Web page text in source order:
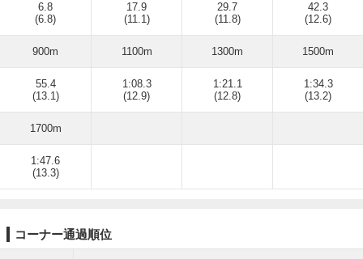
6.8
(6.8)
17.9
(11.1)
29.7
(11.8)
42.3
(12.6)
900m 1100m 1300m 1500m
55.4
(13.1)
1:08.3
(12.9)
1:21.1
(12.8)
1:34.3
(13.2)
1700m
1:47.6
(13.3)
コーナー通過順位